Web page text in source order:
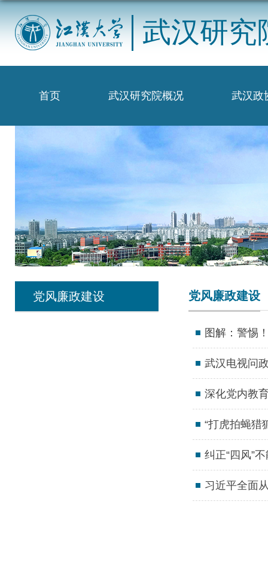
武汉研究
首页 武汉研究院概况 武汉政
党风廉政建设 党风廉政建设
图解：警惕
武汉电视问
深化党内教
“打虎拍蝇猎
纠正“四风”
习近平全面